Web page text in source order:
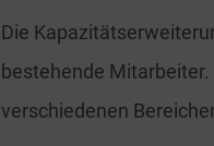
Die
bestehende
verschiedenen